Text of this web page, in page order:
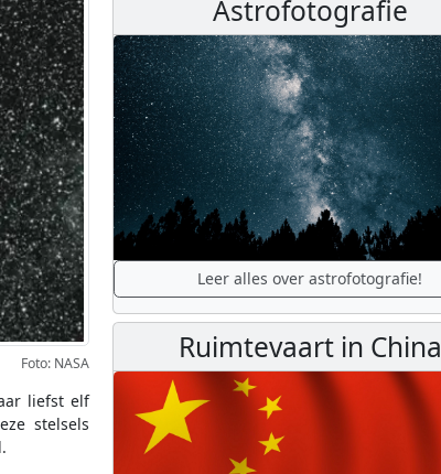
Foto: NASA
liefst elf
stelsels
Astrofotografie
Leer alles over astrofotografie!
Ruimtevaart in China